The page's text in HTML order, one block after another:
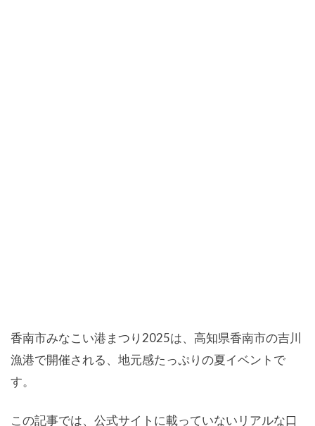
香南市みなこい港まつり2025は、高知県香南市の吉川
漁港で開催される、地元感たっぷりの夏イベントで
す。
この記事では、公式サイトに載っていないリアルな口